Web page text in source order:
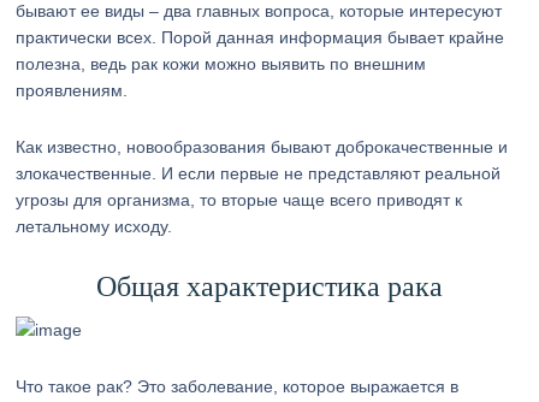
бывают ее виды – два главных вопроса, которые интересуют
практически всех. Порой данная информация бывает крайне
полезна, ведь рак кожи можно выявить по внешним
проявлениям.
Как известно, новообразования бывают доброкачественные и
злокачественные. И если первые не представляют реальной
угрозы для организма, то вторые чаще всего приводят к
летальному исходу.
Общая характеристика рака
Что такое рак? Это заболевание, которое выражается в